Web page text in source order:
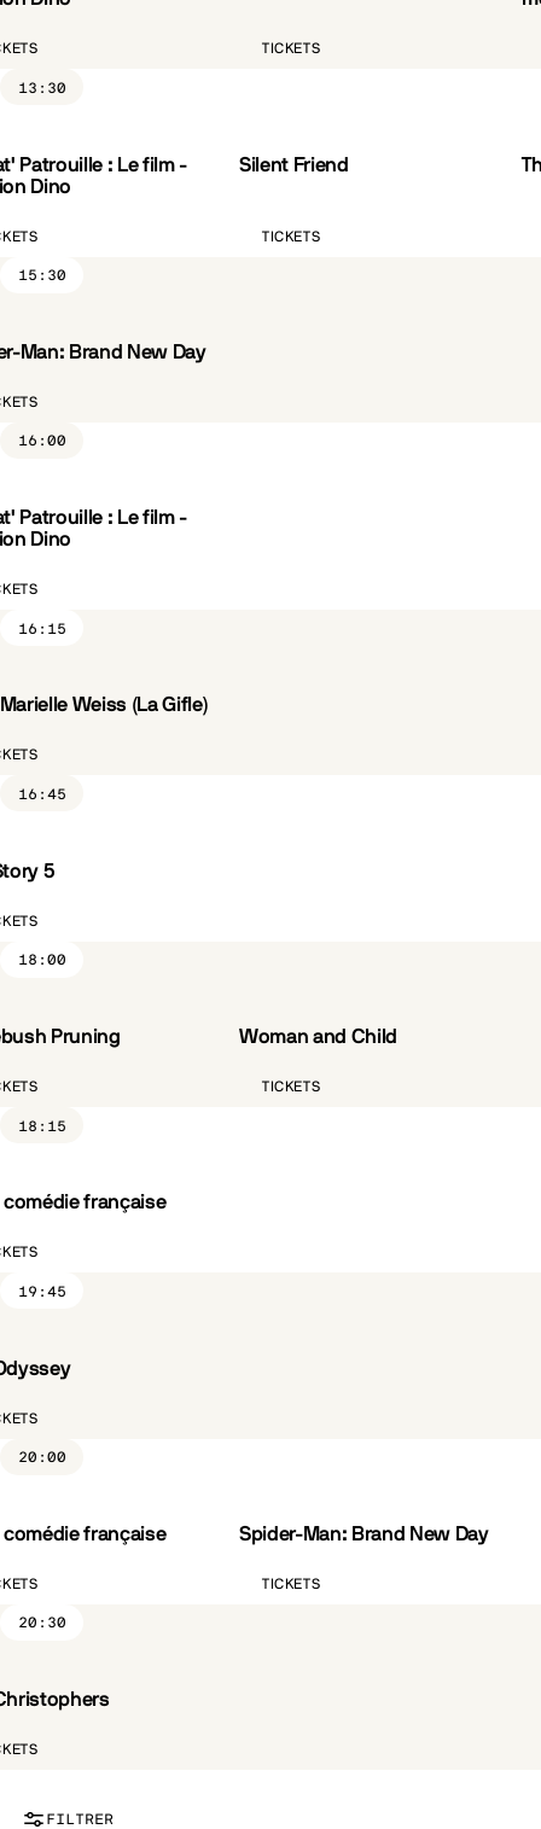
FILTRER
TICKETS
13:30
Patrouille : Le film -
Dino
Silent Friend
VO.ST.FR CÔTÉ PARC
TICKETS
15:30
Man: Brand New Day
16:00
Patrouille : Le film -
Dino
16:15
Weiss (La Gifle)
CÔTÉ PARC
16:45
5
18:00
Pruning Woman and Child
VO.ST.FR CÔTÉ PARC
TICKETS
18:15
comédie française
19:45
20:00
comédie française Spider-Man: Brand New Day
VO.ST.FR
TICKETS
20:30
CÔTÉ PARC